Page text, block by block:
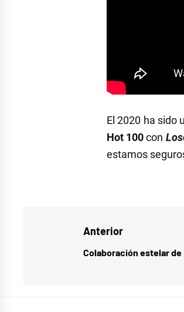
El 2020 ha sido
Hot 100con
estamos
y
selena
Navegación
de
Anterior
Entrada
Colaboración estelar de